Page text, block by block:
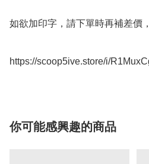
如欲加印字，請下單時再補差價
https://scoop5ive.store/i/
你可能感興趣的商品